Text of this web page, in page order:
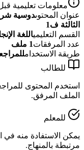
معلومات تعليمية
عنوان المحتوىدوسية شرح
الثالثة ف1
القسم التعليمياللغة
عدد المرفقات1 ملف
طريقة الاستخدام
للطالب
استخدم المحتوى
الملف المرفق.
للمعلم
يمكن الاستفادة منه
مرتبطة بالمنهاج.